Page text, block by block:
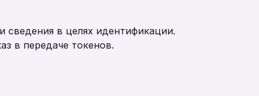
сведения в целях идентификации.
в передаче токенов.